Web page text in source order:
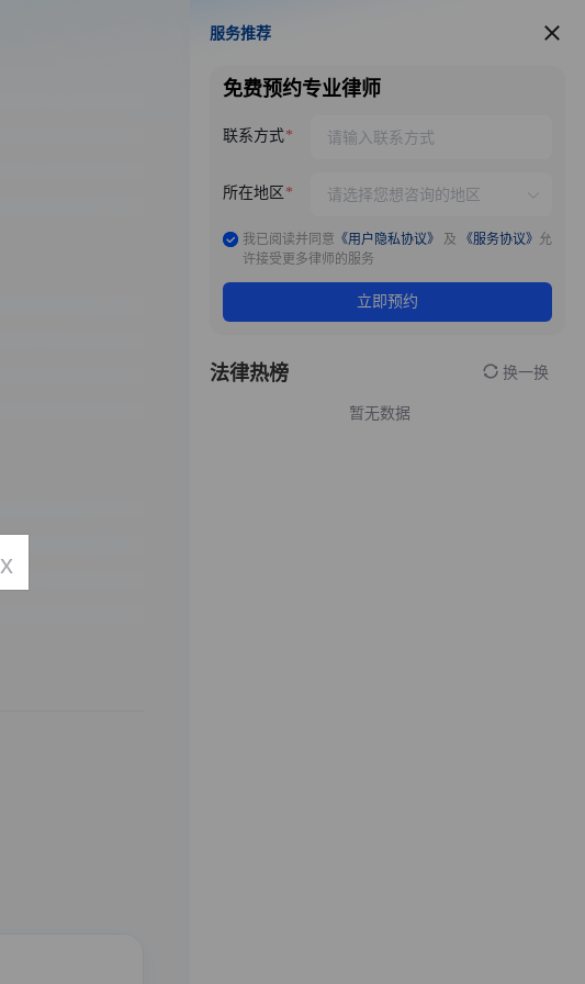
服务推荐
服务推荐
免费预约专业律师
联系方式
所在地区
我已阅读并同意 《用户隐私协议》 及 《服务协议》 允
许接受更多律师的服务
立即预约
法律热榜 换一换
暂无数据
x